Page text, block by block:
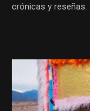
crónicas y reseñas.